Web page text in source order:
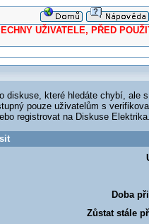
UŽIVATELE, PŘED
diskuse, které hledáte chybí, ale
pouze uživatelům s
registrovat na Diskuse
Doba
Zůstat stále